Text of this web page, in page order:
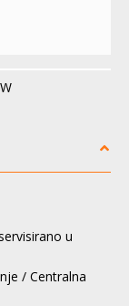
u
/ Centralna